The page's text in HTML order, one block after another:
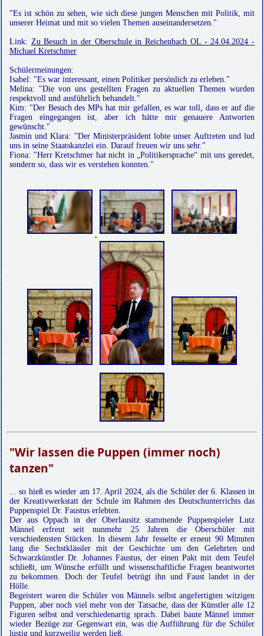
"Es ist schön zu sehen, wie sich diese jungen Menschen mit Politik, mit
unserer Heimat und mit so vielen Themen auseinandersetzen."
Link: Zu Besuch in der Oberschule in Reichenbach OL - 24.04.2024 -
Michael Kretschmer
Schülermeinungen:
Isabel: "Es war interessant, einen Politiker persönlich zu erleben."
Melina: "Die von uns gestellten Fragen zu aktuellen Themen wurden
respektvoll und ausführlich behandelt."
Kim: "Der Besuch des MPs hat mir gefallen, es war toll, dass er auf die
Fragen eingegangen ist, aber ich hätte mir genauere Antworten
gewünscht."
Jasmin und Klara: "Der Ministerpräsident lobte unser Auftreten und lud
uns in seine Staatskanzlei ein. Darauf freuen wir uns sehr."
Fiona: "Herr Kretschmer hat nicht in „Politikersprache“ mit uns geredet,
sondern so, dass wir es verstehen konnten."
"Wir lassen die Puppen (immer noch)
tanzen"
... so hieß es wieder am 17. April 2024, als die Schüler der 6. Klassen in
der Kreativwerkstatt der Schule im Rahmen des Deutschunterrichts das
Puppenspiel Dr. Faustus erlebten.
Der aus Oppach in der Oberlausitz stammende Puppenspieler Lutz
Männel erfreut seit nunmehr 25 Jahren die Oberschüler mit
verschiedensten Stücken. In diesem Jahr fesselte er erneut 90 Minuten
lang die Sechstklässler mit der Geschichte um den Gelehrten und
Schwarzkünstler Dr. Johannes Faustus, der einen Pakt mit dem Teufel
schließt, um Wünsche erfüllt und wissenschaftliche Fragen beantwortet
zu bekommen. Doch der Teufel betrügt ihn und Faust landet in der
Hölle.
Begeistert waren die Schüler von Männels selbst angefertigten witzigen
Puppen, aber noch viel mehr von der Tatsache, dass der Künstler alle 12
Figuren selbst und verschiedenartig sprach. Dabei baute Männel immer
wieder Bezüge zur Gegenwart ein, was die Aufführung für die Schüler
lustig und kurzweilig werden ließ.